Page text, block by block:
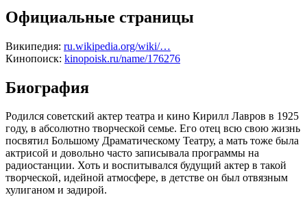
Официальные страницы
Википедия: ru.wikipedia.org/wiki/…
Кинопоиск: kinopoisk.ru/name/176276
Биография
Родился советский актер театра и кино Кирилл Лавров в 1925
году, в абсолютно творческой семье. Его отец всю свою жизнь
посвятил Большому Драматическому Театру, а мать тоже была
актрисой и довольно часто записывала программы на
радиостанции. Хоть и воспитывался будущий актер в такой
творческой, идейной атмосфере, в детстве он был отвязным
хулиганом и задирой.